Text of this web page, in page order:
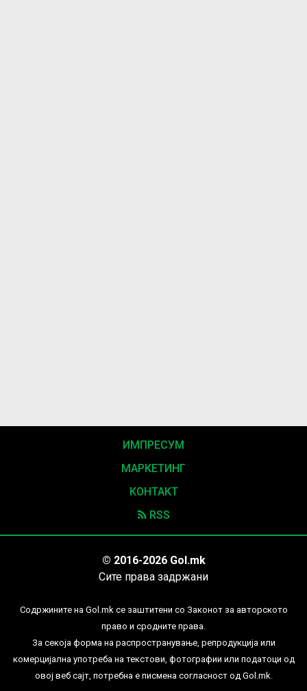
ИМПРЕСУМ
МАРКЕТИНГ
КОНТАКТ
RSS
© 2016-2026 Gol.mk
Сите права задржани
Содржините на Gol.mk се заштитени со Законот за авторското
право и сродните права.
За секоја форма на распространување, репродукција или
комерцијална употреба на текстови, фотографии или податоци од
овој веб сајт, потребна е писмена согласност од Gol.mk.